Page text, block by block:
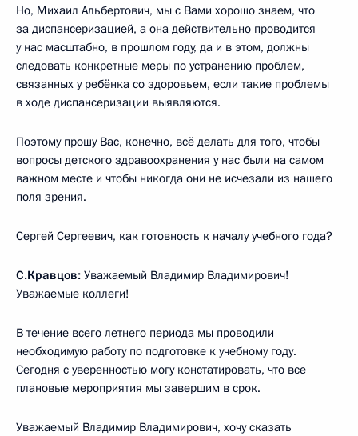
Но, Михаил Альбертович, мы с Вами хорошо знаем, что
за диспансеризацией, а она действительно проводится
у нас масштабно, в прошлом году, да и в этом, должны
следовать конкретные меры по устранению проблем,
связанных у ребёнка со здоровьем, если такие проблемы
в ходе диспансеризации выявляются.
Поэтому прошу Вас, конечно, всё делать для того, чтобы
вопросы детского здравоохранения у нас были на самом
важном месте и чтобы никогда они не исчезали из нашего
поля зрения.
Сергей Сергеевич, как готовность к началу учебного года?
С.Кравцов: Уважаемый Владимир Владимирович!
Уважаемые коллеги!
В течение всего летнего периода мы проводили
необходимую работу по подготовке к учебному году.
Сегодня с уверенностью могу констатировать, что все
плановые мероприятия мы завершим в срок.
Уважаемый Владимир Владимирович, хочу сказать